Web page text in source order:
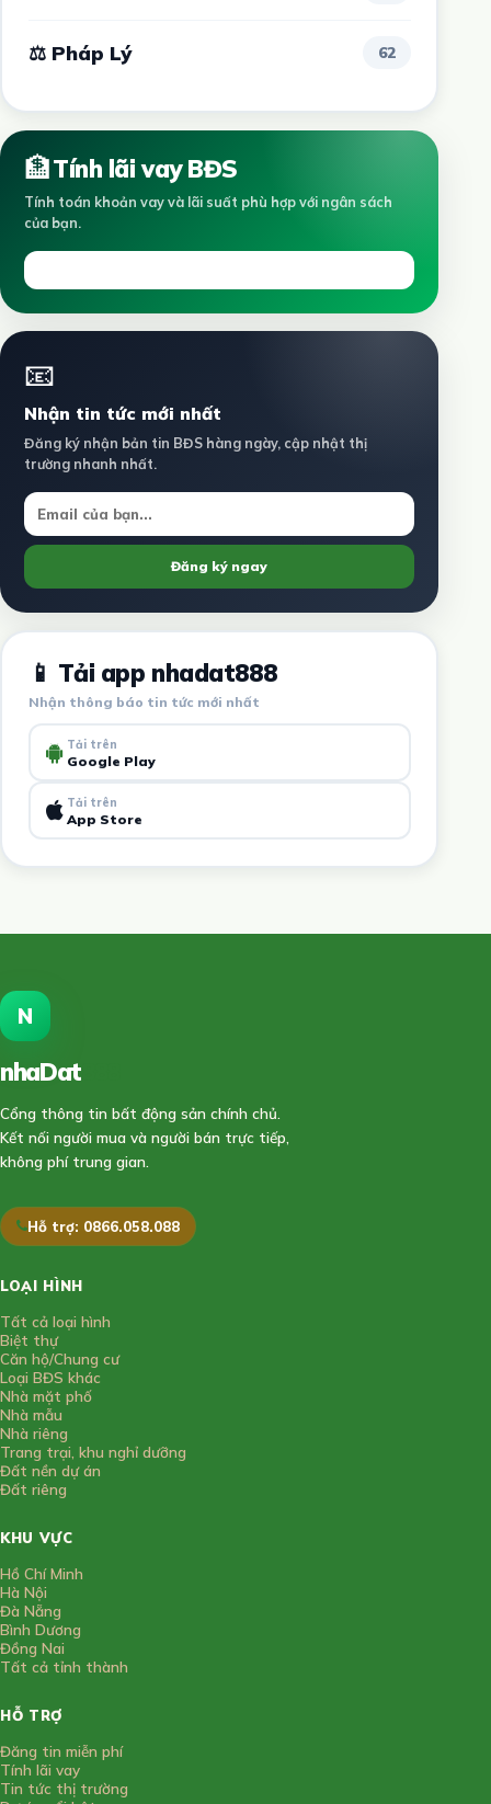
⚖ Pháp Lý 62
🏦Tính lãi vay BĐS
Tính toán khoản vay và lãi suất phù hợp với ngân sách
của bạn.
📧
Nhận tin tức mới nhất
Đăng ký nhận bản tin BĐS hàng ngày, cập nhật thị
trường nhanh nhất.
Đăng ký ngay
📱 Tải app nhadat888
Nhận thông báo tin tức mới nhất
Tải trên
Google Play
Tải trên
App Store
N
nhaDat
Cổng thông tin bất động sản chính chủ.
Kết nối người mua và người bán trực tiếp,
không phí trung gian.
Hỗ trợ: 0866.058.088
LOẠI HÌNH
Tất cả loại hình
Biệt thự
Căn hộ/Chung cư
Loại BĐS khác
Nhà mặt phố
Nhà mẫu
Nhà riêng
Trang trại, khu nghỉ dưỡng
Đất nền dự án
Đất riêng
KHU VỰC
Hồ Chí Minh
Hà Nội
Đà Nẵng
Bình Dương
Đồng Nai
Tất cả tỉnh thành
HỖ TRỢ
Đăng tin miễn phí
Tính lãi vay
Tin tức thị trường